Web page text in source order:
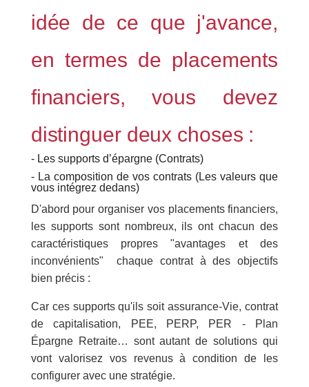
idée de ce que j'avance,
en termes de placements
financiers, vous devez
distinguer deux choses :
- Les supports d’épargne (Contrats)
- La composition de vos contrats (Les valeurs que
vous intégrez dedans)
D'abord pour organiser vos placements financiers,
les supports sont nombreux, ils ont chacun des
caractéristiques propres "avantages et des
inconvénients" chaque contrat à des objectifs
bien précis :
Car ces supports qu'ils soit assurance-Vie, contrat
de capitalisation, PEE, PERP, PER - Plan
Épargne Retraite… sont autant de solutions qui
vont valorisez vos revenus à condition de les
configurer avec une stratégie.